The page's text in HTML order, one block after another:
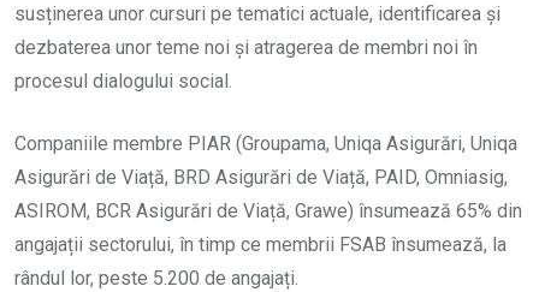
susținerea unor cursuri pe tematici actuale, identificarea și
dezbaterea unor teme noi și atragerea de membri noi în
procesul dialogului social.
Companiile membre PIAR (Groupama, Uniqa Asigurări, Uniqa
Asigurări de Viață, BRD Asigurări de Viață, PAID, Omniasig,
ASIROM, BCR Asigurări de Viață, Grawe) însumează 65% din
angajații sectorului, în timp ce membrii FSAB însumează, la
rândul lor, peste 5.200 de angajați.